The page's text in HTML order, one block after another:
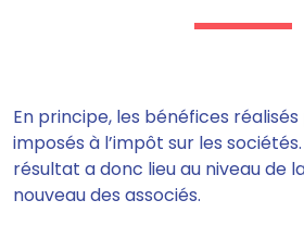
En principe, les bénéfices réalisés
imposés à l’impôt sur les sociétés.
résultat a donc lieu au niveau de
nouveau des associés.